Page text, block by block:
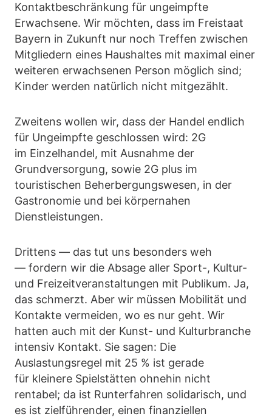
Kontaktbeschränkung für ungeimpfte
Erwachsene. Wir möchten, dass im Freistaat
Bayern in Zukunft nur noch Treffen zwischen
Mitgliedern eines Haushaltes mit maximal einer
weiteren erwachsenen Person möglich sind;
Kinder werden natürlich nicht mitgezählt.
Zweitens wollen wir, dass der Handel endlich
für Ungeimpfte geschlossen wird: 2G
im Einzelhandel, mit Ausnahme der
Grundversorgung, sowie 2G plus im
touristischen Beherbergungswesen, in der
Gastronomie und bei körpernahen
Dienstleistungen.
Drittens — das tut uns besonders weh
— fordern wir die Absage aller Sport-, Kultur-
und Freizeitveranstaltungen mit Publikum. Ja,
das schmerzt. Aber wir müssen Mobilität und
Kontakte vermeiden, wo es nur geht. Wir
hatten auch mit der Kunst- und Kulturbranche
intensiv Kontakt. Sie sagen: Die
Auslastungsregel mit 25 % ist gerade
für kleinere Spielstätten ohnehin nicht
rentabel; da ist Runterfahren solidarisch, und
es ist zielführender, einen finanziellen